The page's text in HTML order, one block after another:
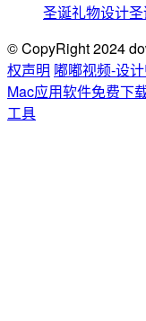
圣诞礼物设计
© CopyRight 2024
权声明 嘟嘟视频-设
Mac应用软件免费下
工具